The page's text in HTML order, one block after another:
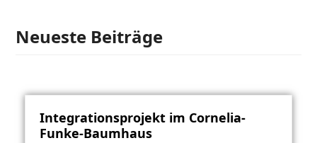
Neueste Beiträge
Integrationsprojekt im Cornelia-
Funke-Baumhaus